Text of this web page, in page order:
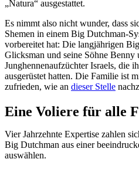
„Natura“ ausgestattet.
Es nimmt also nicht wunder, dass
Shemen in einem Big Dutchman-
vorbereitet hat: Die langjährigen
Glicksman und seine Söhne Benny
Junghennenaufzüchter Israels, die
ausgerüstet hatten. Die Familie ist
zufrieden, wie an dieser Stelle
Eine Voliere für alle
Vier Jahrzehnte Expertise zahlen
Big Dutchman aus einer
auswählen.